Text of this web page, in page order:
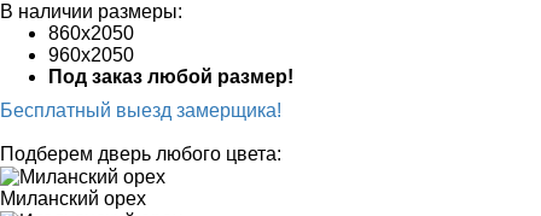
В наличии размеры:
860х2050
960х2050
Под заказ любой размер!
Бесплатный выезд замерщика!
Подберем дверь любого цвета:
Миланский орех